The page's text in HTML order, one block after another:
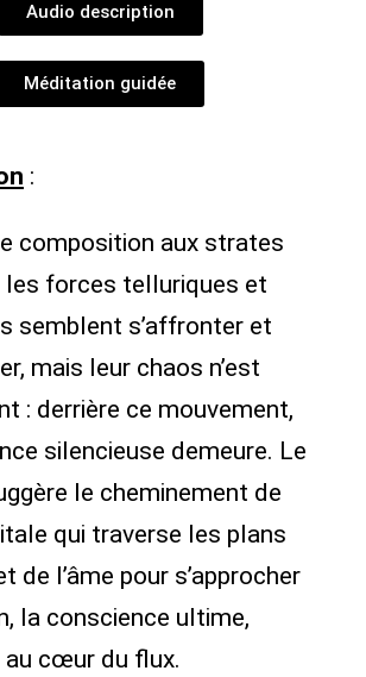
Audio description
Méditation guidée
:
composition aux strates
les forces telluriques et
semblent s’affronter et
mais leur chaos n’est
: derrière ce mouvement,
silencieuse demeure. Le
le cheminement de
qui traverse les plans
de l’âme pour s’approcher
la conscience ultime,
au cœur du flux.